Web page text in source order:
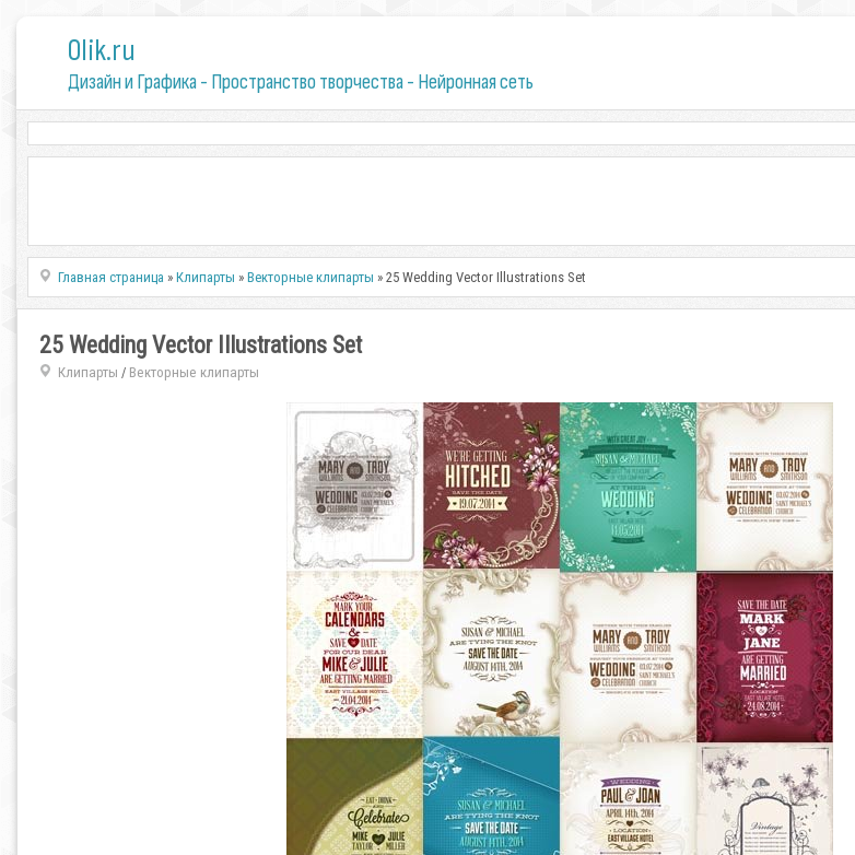
0lik.ru
Дизайн и Графика - Пространство творчества - Нейронная сеть
Главная страница »Клипарты »Векторные клипарты » 25 Wedding Vector Illustrations Set
25 Wedding Vector Illustrations Set
Клипарты / Векторные клипарты